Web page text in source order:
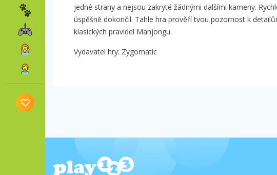
jedné strany a nejsou zakryté žádnými dalšími kameny.
úspěšně dokončil. Tahle hra prověří tvou pozornost k
klasických pravidel Mahjongu.
Vydavatel hry: Zygomatic